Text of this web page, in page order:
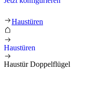
Haustür Doppelflügel
Haustüren
Haustüren
Haustür Doppelflügel